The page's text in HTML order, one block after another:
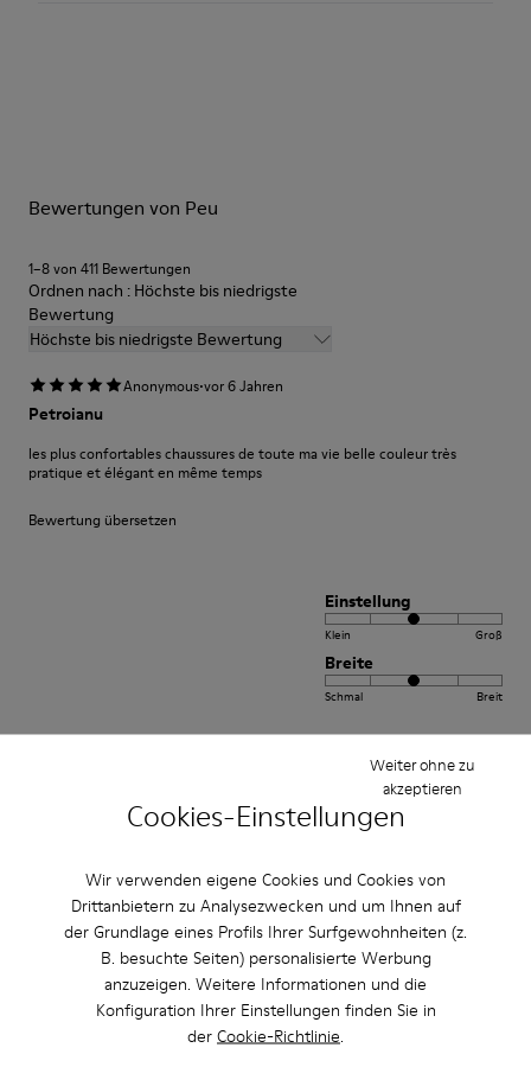
Cookies-Einstellungen
Wir verwenden eigene Cookies und Cookies von
Drittanbietern zu Analysezwecken und um Ihnen auf
der Grundlage eines Profils Ihrer Surfgewohnheiten (z.
B. besuchte Seiten) personalisierte Werbung
anzuzeigen. Weitere Informationen und die
Konfiguration Ihrer Einstellungen finden Sie in
der Cookie-Richtlinie.
Weiter ohne zu
akzeptieren
EVA-Fußbett
55,02 % Rindsleder, 44,98 % Recyceltes PET
Schuhpflegeanleitung.
Bewertungen von Peu
1–8 von 411 Bewertungen
Ordnen nach : Höchste bis niedrigste
Bewertung
Höchste bis niedrigste Bewertung
Anonymous·vor 6 Jahren
Petroianu
les plus confortables chaussures de toute ma vie belle couleur très
pratique et élégant en même temps
Bewertung übersetzen
Einstellung
Klein Groß
Breite
Schmal Breit
Comfortable and stylish. Happy to own the shoes.
Bewertung übersetzen
Einstellung
Klein
Breite
Schmal